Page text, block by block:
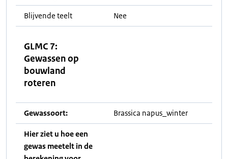
Blijvende teelt Nee
GLMC 7:
Gewassen op
bouwland
roteren
Gewassoort: Brassica napus_winter
Hier ziet u hoe een
gewas meetelt in de